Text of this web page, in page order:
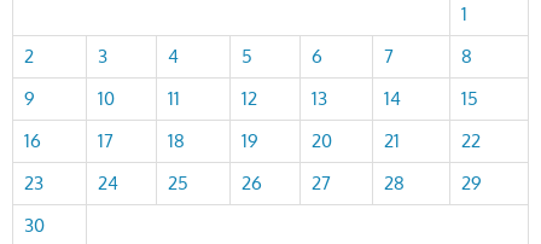
1
2
3 4 5 6 7
8
9
10 11 12 13 14
15
16
17 18 19 20 21
22
23
24 25 26 27 28
29
30